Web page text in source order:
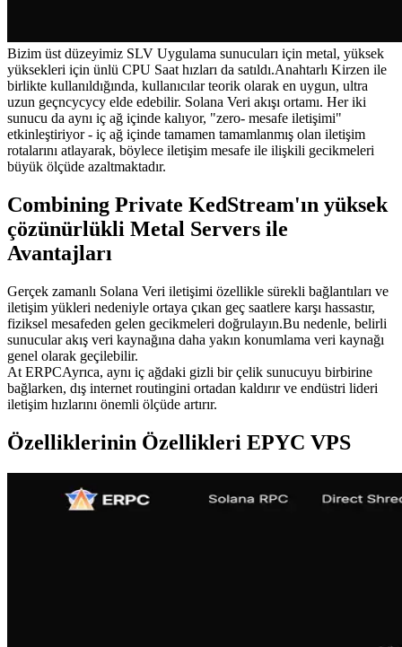
Bizim üst düzeyimiz SLV Uygulama sunucuları için metal, yüksek
yüksekleri için ünlü CPU Saat hızları da satıldı.Anahtarlı Kirzen ile
birlikte kullanıldığında, kullanıcılar teorik olarak en uygun, ultra
uzun geçncycycy elde edebilir. Solana Veri akışı ortamı. Her iki
sunucu da aynı iç ağ içinde kalıyor, "zero- mesafe iletişimi"
etkinleştiriyor - iç ağ içinde tamamen tamamlanmış olan iletişim
rotalarını atlayarak, böylece iletişim mesafe ile ilişkili gecikmeleri
büyük ölçüde azaltmaktadır.
Combining Private KedStream'ın yüksek
çözünürlükli Metal Servers ile
Avantajları
Gerçek zamanlı Solana Veri iletişimi özellikle sürekli bağlantıları ve
iletişim yükleri nedeniyle ortaya çıkan geç saatlere karşı hassastır,
fiziksel mesafeden gelen gecikmeleri doğrulayın.Bu nedenle, belirli
sunucular akış veri kaynağına daha yakın konumlama veri kaynağı
genel olarak geçilebilir.
At ERPCAyrıca, aynı iç ağdaki gizli bir çelik sunucuyu birbirine
bağlarken, dış internet routingini ortadan kaldırır ve endüstri lideri
iletişim hızlarını önemli ölçüde artırır.
Özelliklerinin Özellikleri EPYC VPS